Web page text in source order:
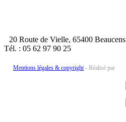
20 Route de Vielle, 65400 Beaucens
Tél. : 05 62 97 90 25
Mentions légales & copyright- Réalisé par